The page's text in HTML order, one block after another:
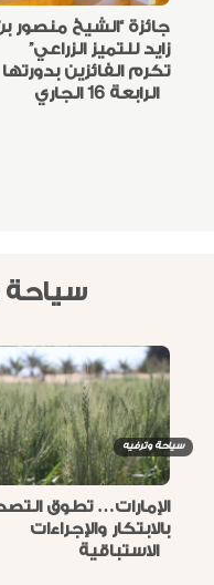
جائزة “الشيخ منصور
زايد للتميز الزراعي”
تكرم الفائزين بدورتها
الرابعة 16 الجاري
سياحة
سياحة وترفيه
الإمارات… تطوق
بالابتكار والإجراءات
الاستباقية